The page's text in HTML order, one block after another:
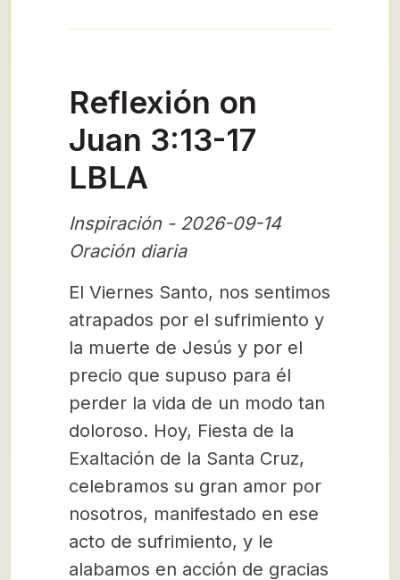
Reflexión on
Juan 3:13-17
LBLA
Inspiración - 2026-09-14
Oración diaria
El Viernes Santo, nos sentimos
atrapados por el sufrimiento y
la muerte de Jesús y por el
precio que supuso para él
perder la vida de un modo tan
doloroso. Hoy, Fiesta de la
Exaltación de la Santa Cruz,
celebramos su gran amor por
nosotros, manifestado en ese
acto de sufrimiento, y le
alabamos en acción de gracias